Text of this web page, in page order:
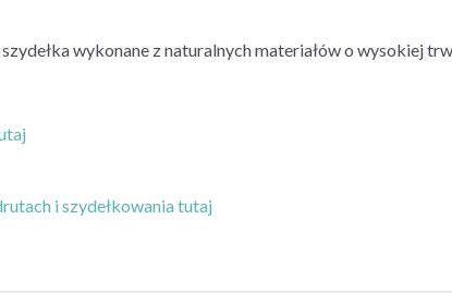
wykonane z naturalnych materiałów o wysokiej
i szydełkowania tutaj